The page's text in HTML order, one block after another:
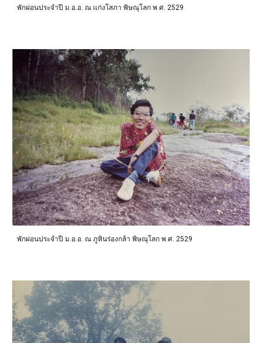
พักผ่อนประจำปี ม.อ.อ. ณ แก่งโสภา พิษณุโลก พ.ศ. 2529
พักผ่อนประจำปี ม.อ.อ. ณ ภูหินร่องกล้า พิษณุโลก พ.ศ. 2529